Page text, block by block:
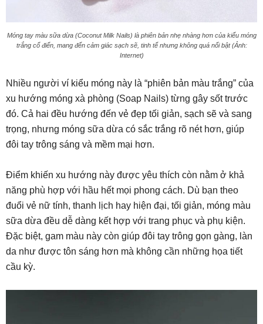
Móng tay màu sữa dừa (Coconut Milk Nails) là phiên bản nhẹ nhàng hơn của kiểu móng
trắng cổ điển, mang đến cảm giác sạch sẽ, tinh tế nhưng không quá nổi bật (Ảnh:
Internet)
Nhiều người ví kiểu móng này là “phiên bản màu trắng” của
xu hướng móng xà phòng (Soap Nails) từng gây sốt trước
đó. Cả hai đều hướng đến vẻ đẹp tối giản, sạch sẽ và sang
trọng, nhưng móng sữa dừa có sắc trắng rõ nét hơn, giúp
đôi tay trông sáng và mềm mại hơn.
Điểm khiến xu hướng này được yêu thích còn nằm ở khả
năng phù hợp với hầu hết mọi phong cách. Dù bạn theo
đuổi vẻ nữ tính, thanh lịch hay hiện đại, tối giản, móng màu
sữa dừa đều dễ dàng kết hợp với trang phục và phụ kiện.
Đặc biệt, gam màu này còn giúp đôi tay trông gọn gàng, làn
da như được tôn sáng hơn mà không cần những họa tiết
cầu kỳ.